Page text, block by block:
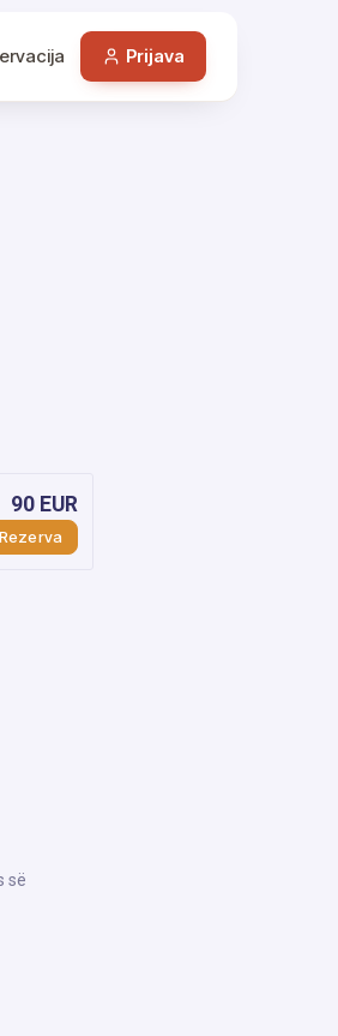
Prijava
90 EUR
Rezerva
së